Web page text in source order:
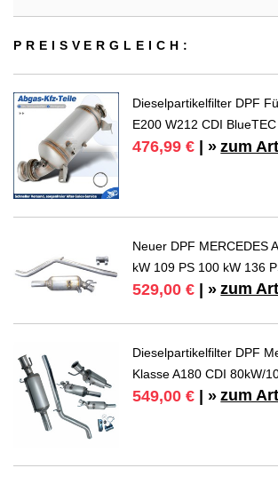
PREIS­VER­GLEICH:
Dieselpartikelfilter DPF
E200 W212 CDI
476,99 € | » zum
Neuer DPF MERCEDES
kW 109 PS 100 kW 136
529,00 € | » zum
Dieselpartikelfilter DPF
Klasse A180 CDI 80kW/
549,00 € | » zum